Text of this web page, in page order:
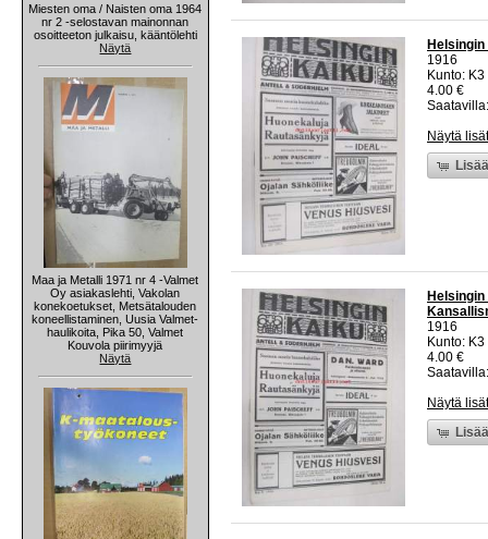
Miesten oma / Naisten oma 1964
nr 2 -selostavan mainonnan
osoitteeton julkaisu, kääntölehti
Näytä
Maa ja Metalli 1971 nr 4 -Valmet
Oy asiakaslehti, Vakolan
konekoetukset, Metsätalouden
koneellistaminen, Uusia Valmet-
haulikoita, Pika 50, Valmet
Kouvola piirimyyjä
Näytä
1916
Kunto:
4.00 €
Näytä
1916
Kunto:
4.00 €
Näytä